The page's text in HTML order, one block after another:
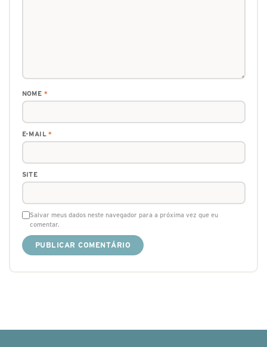
NOME *
E-MAIL*
SITE
Salvar meus dados neste navegador para a próxima vez que eu
comentar.